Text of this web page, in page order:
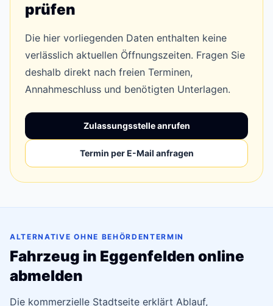
prüfen
Die hier vorliegenden Daten enthalten keine
verlässlich aktuellen Öffnungszeiten. Fragen Sie
deshalb direkt nach freien Terminen,
Annahmeschluss und benötigten Unterlagen.
Zulassungsstelle anrufen
Termin per E-Mail anfragen
ALTERNATIVE OHNE BEHÖRDENTERMIN
Fahrzeug in Eggenfelden online
abmelden
Die kommerzielle Stadtseite erklärt Ablauf,